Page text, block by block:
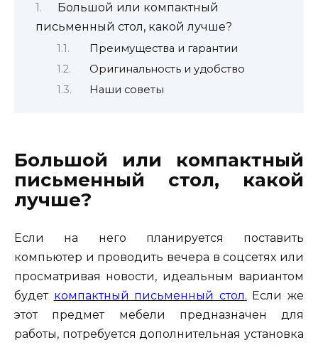
Большой или компактный
письменный стол, какой лучше?
Преимущества и гарантии
Оригинальность и удобство
Наши советы
Большой или компактный
письменный стол, какой
лучше?
Если на него планируется поставить
компьютер и проводить вечера в соцсетях или
просматривая новости, идеальным вариантом
будет компактный письменный стол. Если же
этот предмет мебели предназначен для
работы, потребуется дополнительная установка